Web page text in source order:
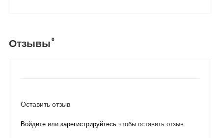
Отзывы 0
Оставить отзыв
Войдитеили зарегистрируйтесьчтобы оставить отзыв